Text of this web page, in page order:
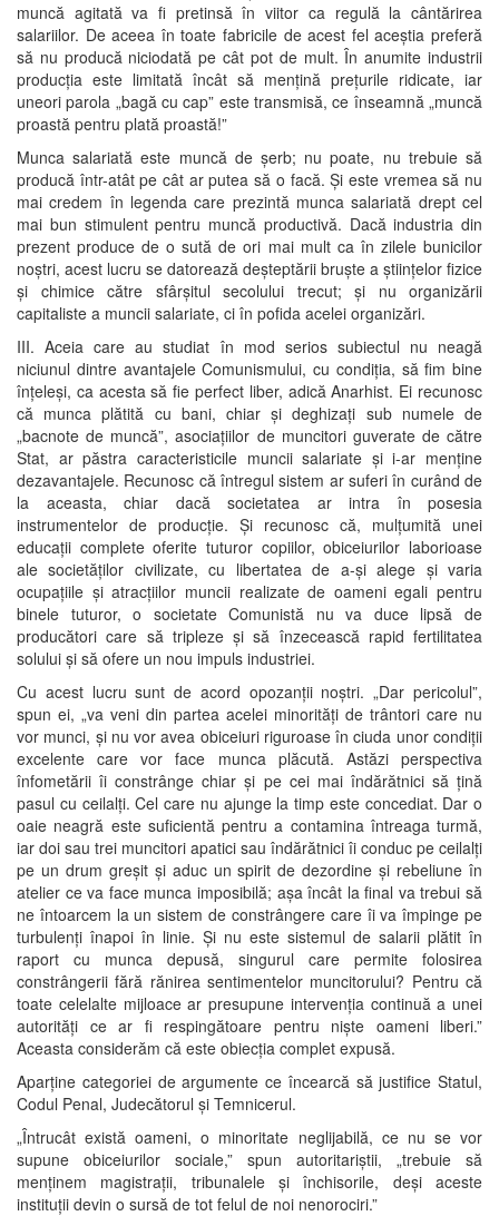
muncă agitată va fi pretinsă în viitor ca regulă la cântărirea
salariilor. De aceea în toate fabricile de acest fel aceștia preferă
să nu producă niciodată pe cât pot de mult. În anumite industrii
producția este limitată încât să mențină prețurile ridicate, iar
uneori parola „bagă cu cap” este transmisă, ce înseamnă „muncă
proastă pentru plată proastă!”
Munca salariată este muncă de șerb; nu poate, nu trebuie să
producă într-atât pe cât ar putea să o facă. Și este vremea să nu
mai credem în legenda care prezintă munca salariată drept cel
mai bun stimulent pentru muncă productivă. Dacă industria din
prezent produce de o sută de ori mai mult ca în zilele bunicilor
noștri, acest lucru se datorează deșteptării bruște a științelor fizice
și chimice către sfârșitul secolului trecut; și nu organizării
capitaliste a muncii salariate, ci în pofida acelei organizări.
III. Aceia care au studiat în mod serios subiectul nu neagă
niciunul dintre avantajele Comunismului, cu condiția, să fim bine
înțeleși, ca acesta să fie perfect liber, adică Anarhist. Ei recunosc
că munca plătită cu bani, chiar și deghizați sub numele de
„bacnote de muncă”, asociațiilor de muncitori guverate de către
Stat, ar păstra caracteristicile muncii salariate și i-ar menține
dezavantajele. Recunosc că întregul sistem ar suferi în curând de
la aceasta, chiar dacă societatea ar intra în posesia
instrumentelor de producție. Și recunosc că, mulțumită unei
educații complete oferite tuturor copiilor, obiceiurilor laborioase
ale societăților civilizate, cu libertatea de a-și alege și varia
ocupațiile și atracțiilor muncii realizate de oameni egali pentru
binele tuturor, o societate Comunistă nu va duce lipsă de
producători care să tripleze și să înzecească rapid fertilitatea
solului și să ofere un nou impuls industriei.
Cu acest lucru sunt de acord opozanții noștri. „Dar pericolul”,
spun ei, „va veni din partea acelei minorități de trântori care nu
vor munci, și nu vor avea obiceiuri riguroase în ciuda unor condiții
excelente care vor face munca plăcută. Astăzi perspectiva
înfometării îi constrânge chiar și pe cei mai îndărătnici să țină
pasul cu ceilalți. Cel care nu ajunge la timp este concediat. Dar o
oaie neagră este suficientă pentru a contamina întreaga turmă,
iar doi sau trei muncitori apatici sau îndărătnici îi conduc pe ceilalți
pe un drum greșit și aduc un spirit de dezordine și rebeliune în
atelier ce va face munca imposibilă; așa încât la final va trebui să
ne întoarcem la un sistem de constrângere care îi va împinge pe
turbulenți înapoi în linie. Și nu este sistemul de salarii plătit în
raport cu munca depusă, singurul care permite folosirea
constrângerii fără rănirea sentimentelor muncitorului? Pentru că
toate celelalte mijloace ar presupune intervenția continuă a unei
autorități ce ar fi respingătoare pentru niște oameni liberi.”
Aceasta considerăm că este obiecția complet expusă.
Aparține categoriei de argumente ce încearcă să justifice Statul,
Codul Penal, Judecătorul și Temnicerul.
„Întrucât există oameni, o minoritate neglijabilă, ce nu se vor
supune obiceiurilor sociale,” spun autoritariștii, „trebuie să
menținem magistrații, tribunalele și închisorile, deși aceste
instituții devin o sursă de tot felul de noi nenorociri.”